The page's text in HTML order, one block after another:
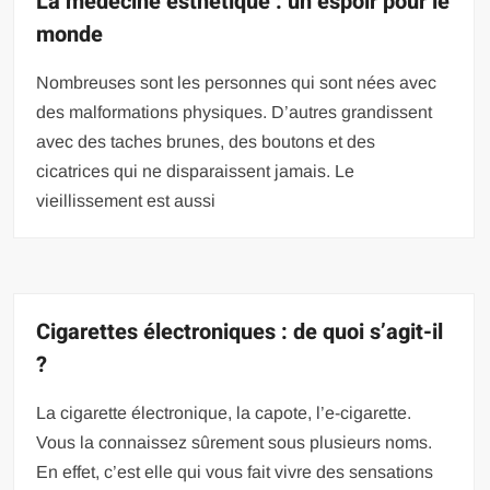
monde
Nombreuses sont les personnes qui sont nées avec
des malformations physiques. D’autres grandissent
avec des taches brunes, des boutons et des
cicatrices qui ne disparaissent jamais. Le
vieillissement est aussi
Cigarettes électroniques : de quoi s’agit-il
?
La cigarette électronique, la capote, l’e-cigarette.
Vous la connaissez sûrement sous plusieurs noms.
En effet, c’est elle qui vous fait vivre des sensations